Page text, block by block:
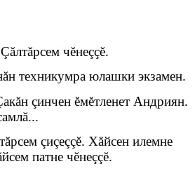
Çăлтăрсем чĕнеççĕ.
техникумра юлашки экзамен.
çинчен ĕмĕтленет Андриян.
çиçеççĕ. Хăйсен илемне
патне чĕнеççĕ.